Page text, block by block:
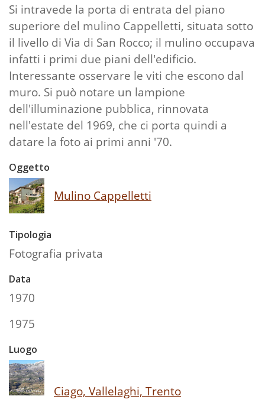
Si intravede la porta di entrata del piano
superiore del mulino Cappelletti, situata sotto
il livello di Via di San Rocco; il mulino occupava
infatti i primi due piani dell'edificio.
Interessante osservare le viti che escono dal
muro. Si può notare un lampione
dell'illuminazione pubblica, rinnovata
nell'estate del 1969, che ci porta quindi a
datare la foto ai primi anni '70.
Oggetto
Mulino Cappelletti
Tipologia
Fotografia privata
Data
1970
1975
Luogo
Ciago, Vallelaghi, Trento